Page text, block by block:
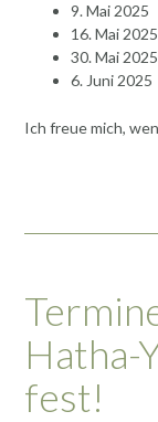
9. Mai 2025
16. Mai 2025
30. Mai 2025
6. Juni 2025
Ich freue mich,
Hatha-
fest!